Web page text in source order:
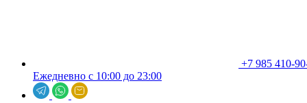
+7 985 410-
Ежедневно с 10:00 до 23:00